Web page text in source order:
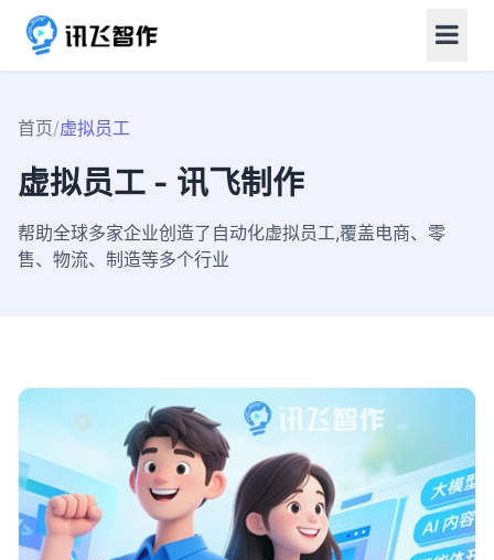
首页/虚拟员工
虚拟员工 - 讯飞制作
帮助全球多家企业创造了自动化虚拟员工,覆盖电商、零
售、物流、制造等多个行业